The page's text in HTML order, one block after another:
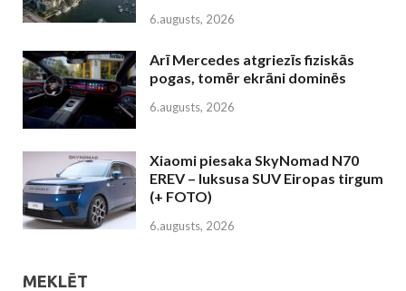
6.augusts, 2026
Arī Mercedes atgriezīs fiziskās
pogas, tomēr ekrāni dominēs
6.augusts, 2026
Xiaomi piesaka SkyNomad N70
EREV – luksusa SUV Eiropas tirgum
(+ FOTO)
6.augusts, 2026
MEKLĒT